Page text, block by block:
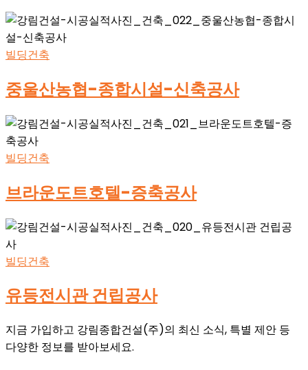
빌딩건축
중울산농협-종합시설-신축공사
빌딩건축
브라운도트호텔-증축공사
빌딩건축
유등전시관 건립공사
지금 가입하고 강림종합건설(주)의 최신 소식, 특별 제안 등
다양한 정보를 받아보세요.